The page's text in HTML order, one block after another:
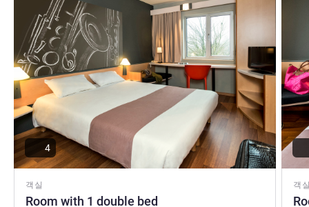
hotel guests.
Philippe Cosentini 호텔 관리
객실
Room with 1 double bed
4
객